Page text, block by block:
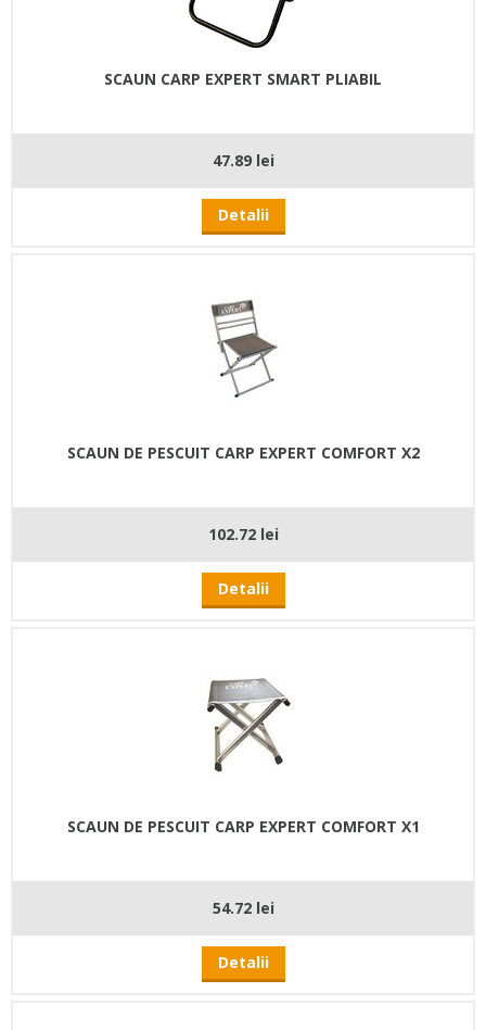
SCAUN CARP EXPERT SMART PLIABIL
47.89 lei
Detalii
SCAUN DE PESCUIT CARP EXPERT COMFORT X2
102.72 lei
Detalii
SCAUN DE PESCUIT CARP EXPERT COMFORT X1
54.72 lei
Detalii